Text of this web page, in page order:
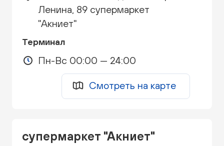
Ленина, 89 супермаркет
"Акниет"
Терминал
Пн-Вс 00:00 — 24:00
Смотреть на карте
супермаркет "Акниет"